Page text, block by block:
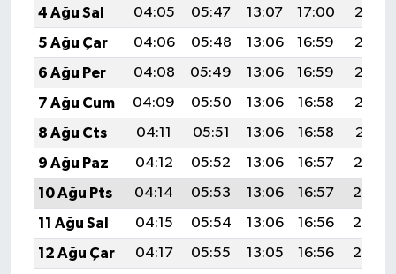
4 Ağu Sal
04:05 05:47 13:07 17:00
20:16
5 Ağu Çar
04:06 05:48 13:06 16:59
20:15
6 Ağu Per
04:08 05:49 13:06 16:59
20:13
7 Ağu Cum
04:09 05:50 13:06 16:58
20:12
8 Ağu Cts
04:11 05:51 13:06 16:58
20:11
9 Ağu Paz
04:12 05:52 13:06 16:57
20:10
10 Ağu Pts
04:14 05:53 13:06 16:57
20:08
11 Ağu Sal
04:15 05:54 13:06 16:56
20:07
12 Ağu Çar
04:17 05:55 13:05 16:56
20:06